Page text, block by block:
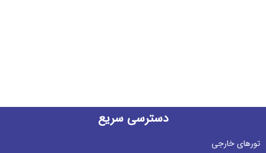
دسترسی سریع
تورهای خارجی